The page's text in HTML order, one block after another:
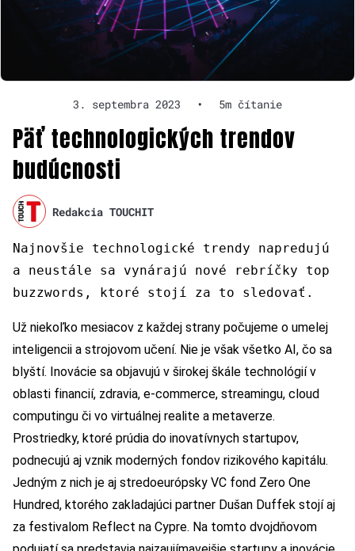
3. septembra 2023 • 5m čítanie
Päť technologických trendov
budúcnosti
Redakcia TOUCHIT
Najnovšie technologické trendy napredujú
a neustále sa vynárajú nové rebríčky top
buzzwords, ktoré stojí za to sledovať.
Už niekoľko mesiacov z každej strany počujeme o umelej
inteligencii a strojovom učení. Nie je však všetko AI, čo sa
blyští. Inovácie sa objavujú v širokej škále technológií v
oblasti financií, zdravia, e-commerce, streamingu, cloud
computingu či vo virtuálnej realite a metaverze.
Prostriedky, ktoré prúdia do inovatívnych startupov,
podnecujú aj vznik moderných fondov rizikového kapitálu.
Jedným z nich je aj stredoeurópsky VC fond Zero One
Hundred, ktorého zakladajúci partner Dušan Duffek stojí aj
za festivalom Reflect na Cypre. Na tomto dvojdňovom